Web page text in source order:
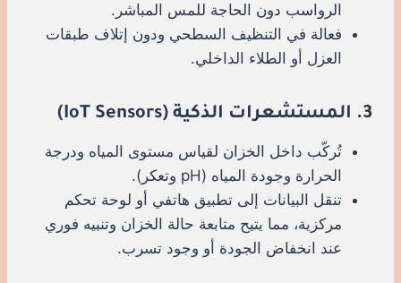
الرواسب دون الحاجة للمس المباشر.
فعالة في التنظيف السطحي ودون إتلاف طبقات
العزل أو الطلاء الداخلي.
3. المستشعرات الذكية (IoT Sensors)
تُركّب داخل الخزان لقياس مستوى المياه ودرجة
الحرارة وجودة المياه (pH وتعكر).
تنقل البيانات إلى تطبيق هاتفي أو لوحة تحكم
مركزية، مما يتيح متابعة حالة الخزان وتنبيه فوري
عند انخفاض الجودة أو وجود تسرب.